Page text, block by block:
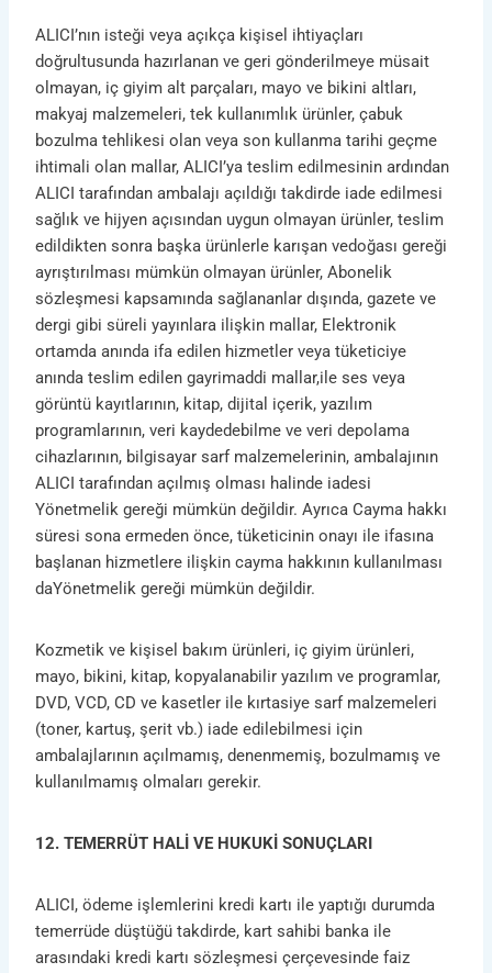
ALICI’nın isteği veya açıkça kişisel ihtiyaçları
doğrultusunda hazırlanan ve geri gönderilmeye müsait
olmayan, iç giyim alt parçaları, mayo ve bikini altları,
makyaj malzemeleri, tek kullanımlık ürünler, çabuk
bozulma tehlikesi olan veya son kullanma tarihi geçme
ihtimali olan mallar, ALICI’ya teslim edilmesinin ardından
ALICI tarafından ambalajı açıldığı takdirde iade edilmesi
sağlık ve hijyen açısından uygun olmayan ürünler, teslim
edildikten sonra başka ürünlerle karışan vedoğası gereği
ayrıştırılması mümkün olmayan ürünler, Abonelik
sözleşmesi kapsamında sağlananlar dışında, gazete ve
dergi gibi süreli yayınlara ilişkin mallar, Elektronik
ortamda anında ifa edilen hizmetler veya tüketiciye
anında teslim edilen gayrimaddi mallar,ile ses veya
görüntü kayıtlarının, kitap, dijital içerik, yazılım
programlarının, veri kaydedebilme ve veri depolama
cihazlarının, bilgisayar sarf malzemelerinin, ambalajının
ALICI tarafından açılmış olması halinde iadesi
Yönetmelik gereği mümkün değildir. Ayrıca Cayma hakkı
süresi sona ermeden önce, tüketicinin onayı ile ifasına
başlanan hizmetlere ilişkin cayma hakkının kullanılması
daYönetmelik gereği mümkün değildir.
Kozmetik ve kişisel bakım ürünleri, iç giyim ürünleri,
mayo, bikini, kitap, kopyalanabilir yazılım ve programlar,
DVD, VCD, CD ve kasetler ile kırtasiye sarf malzemeleri
(toner, kartuş, şerit vb.) iade edilebilmesi için
ambalajlarının açılmamış, denenmemiş, bozulmamış ve
kullanılmamış olmaları gerekir.
12. TEMERRÜT HALİ VE HUKUKİ SONUÇLARI
ALICI, ödeme işlemlerini kredi kartı ile yaptığı durumda
temerrüde düştüğü takdirde, kart sahibi banka ile
arasındaki kredi kartı sözleşmesi çerçevesinde faiz